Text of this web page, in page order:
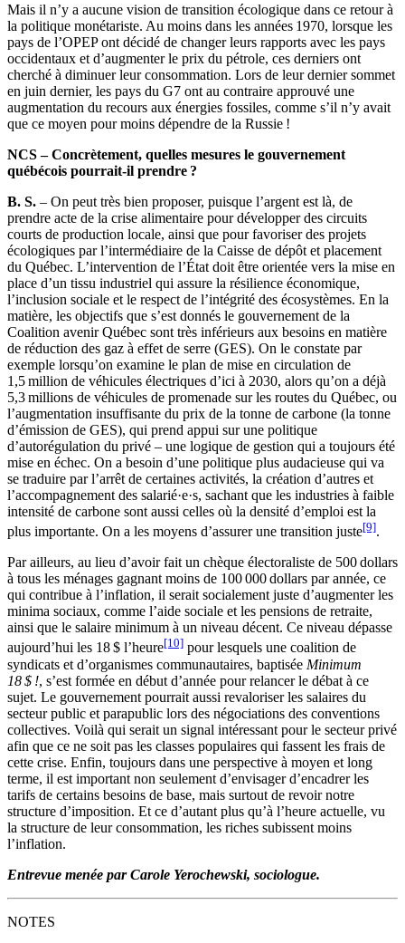
Mais il n’y a aucune vision de transition écologique dans ce retour à
la politique monétariste. Au moins dans les années 1970, lorsque les
pays de l’OPEP ont décidé de changer leurs rapports avec les pays
occidentaux et d’augmenter le prix du pétrole, ces derniers ont
cherché à diminuer leur consommation. Lors de leur dernier sommet
en juin dernier, les pays du G7 ont au contraire approuvé une
augmentation du recours aux énergies fossiles, comme s’il n’y avait
que ce moyen pour moins dépendre de la Russie !
NCS – Concrètement, quelles mesures le gouvernement
québécois pourrait-il prendre ?
B. S. – On peut très bien proposer, puisque l’argent est là, de
prendre acte de la crise alimentaire pour développer des circuits
courts de production locale, ainsi que pour favoriser des projets
écologiques par l’intermédiaire de la Caisse de dépôt et placement
du Québec. L’intervention de l’État doit être orientée vers la mise en
place d’un tissu industriel qui assure la résilience économique,
l’inclusion sociale et le respect de l’intégrité des écosystèmes. En la
matière, les objectifs que s’est donnés le gouvernement de la
Coalition avenir Québec sont très inférieurs aux besoins en matière
de réduction des gaz à effet de serre (GES). On le constate par
exemple lorsqu’on examine le plan de mise en circulation de
1,5 million de véhicules électriques d’ici à 2030, alors qu’on a déjà
5,3 millions de véhicules de promenade sur les routes du Québec, ou
l’augmentation insuffisante du prix de la tonne de carbone (la tonne
d’émission de GES), qui prend appui sur une politique
d’autorégulation du privé – une logique de gestion qui a toujours été
mise en échec. On a besoin d’une politique plus audacieuse qui va
se traduire par l’arrêt de certaines activités, la création d’autres et
l’accompagnement des salarié·e·s, sachant que les industries à faible
intensité de carbone sont aussi celles où la densité d’emploi est la
plus importante. On a les moyens d’assurer une transition juste[9].
Par ailleurs, au lieu d’avoir fait un chèque électoraliste de 500 dollars
à tous les ménages gagnant moins de 100 000 dollars par année, ce
qui contribue à l’inflation, il serait socialement juste d’augmenter les
minima sociaux, comme l’aide sociale et les pensions de retraite,
ainsi que le salaire minimum à un niveau décent. Ce niveau dépasse
aujourd’hui les 18 $ l’heure[10] pour lesquels une coalition de
syndicats et d’organismes communautaires, baptisée Minimum
18 $ !, s’est formée en début d’année pour relancer le débat à ce
sujet. Le gouvernement pourrait aussi revaloriser les salaires du
secteur public et parapublic lors des négociations des conventions
collectives. Voilà qui serait un signal intéressant pour le secteur privé
afin que ce ne soit pas les classes populaires qui fassent les frais de
cette crise. Enfin, toujours dans une perspective à moyen et long
terme, il est important non seulement d’envisager d’encadrer les
tarifs de certains besoins de base, mais surtout de revoir notre
structure d’imposition. Et ce d’autant plus qu’à l’heure actuelle, vu
la structure de leur consommation, les riches subissent moins
l’inflation.
Entrevue menée par Carole Yerochewski, sociologue.
NOTES